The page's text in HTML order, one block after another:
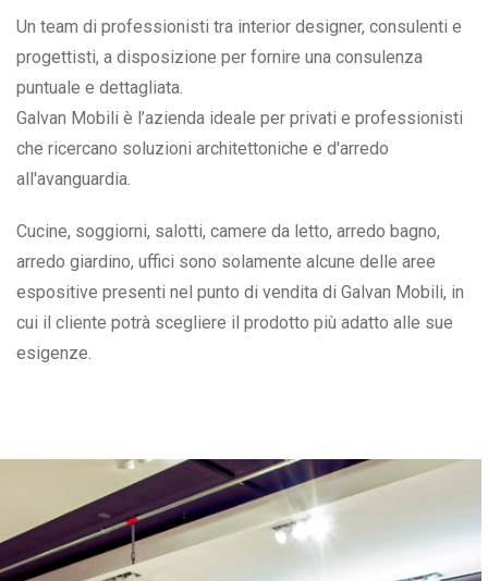
Un team di professionisti tra interior designer, consulenti e
progettisti, a disposizione per fornire una consulenza
puntuale e dettagliata.
Galvan Mobili è l’azienda ideale per privati e professionisti
che ricercano soluzioni architettoniche e d'arredo
all'avanguardia.
Cucine, soggiorni, salotti, camere da letto, arredo bagno,
arredo giardino, uffici sono solamente alcune delle aree
espositive presenti nel punto di vendita di Galvan Mobili, in
cui il cliente potrà scegliere il prodotto più adatto alle sue
esigenze.